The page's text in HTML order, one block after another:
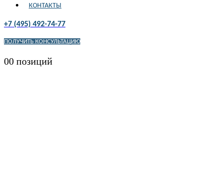
КОНТАКТЫ
+7 (495) 492-74-77
ПОЛУЧИТЬ КОНСУЛЬТАЦИЮ
00 позиций